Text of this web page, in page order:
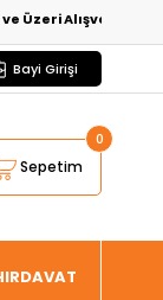
Alışverişlerde
Bayi Girişi
Sepetim
0